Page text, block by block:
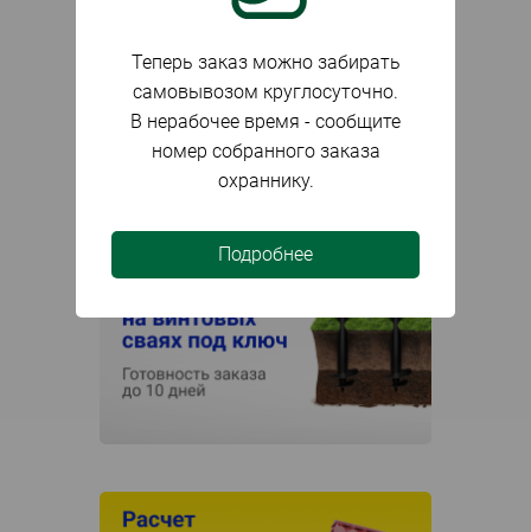
Теперь заказ можно забирать
самовывозом круглосуточно.
В нерабочее время - сообщите
номер собранного заказа
охраннику.
Подробнее